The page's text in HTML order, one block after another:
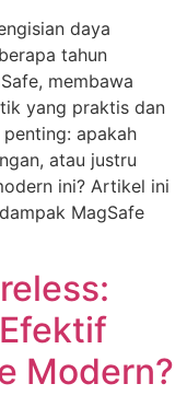
daya
tahun
membawa
yang praktis dan
apakah
atau justru
ini? Artikel ini
MagSafe
Modern?